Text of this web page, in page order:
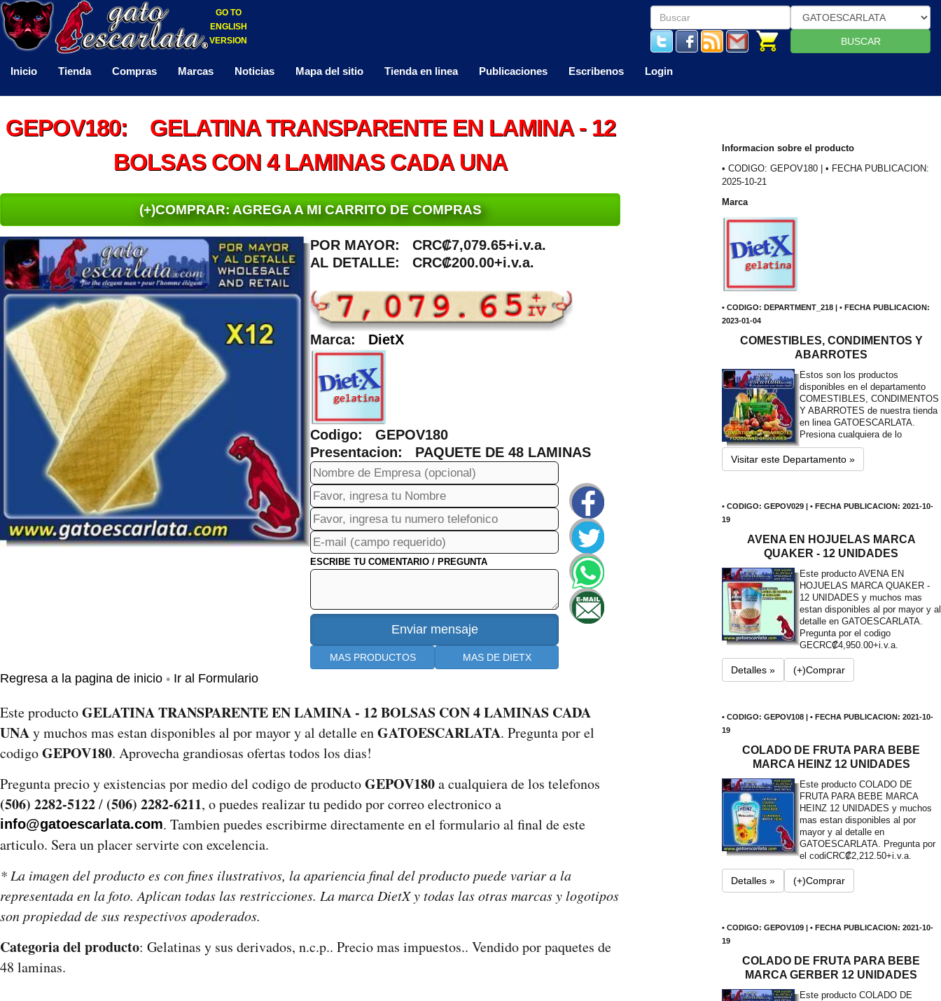
GO TO
ENGLISH
VERSION
BUSCAR
Inicio Tienda Compras Marcas Noticias Mapa del sitio Tienda en linea Publicaciones Escribenos Login
GEPOV180: GELATINA TRANSPARENTE EN LAMINA - 12
BOLSAS CON 4 LAMINAS CADA UNA
(+)COMPRAR: AGREGA A MI CARRITO DE COMPRAS
POR MAYOR: CRC₡7,079.65+i.v.a.
AL DETALLE: CRC₡200.00+i.v.a.
Marca: DietX
Codigo: GEPOV180
Presentacion: PAQUETE DE 48 LAMINAS
ESCRIBE TU COMENTARIO / PREGUNTA
MAS PRODUCTOS MAS DE DIETX
Regresa a la pagina de inicio • Ir al Formulario
Este productoGELATINA TRANSPARENTE EN LAMINA - 12 BOLSAS CON 4 LAMINAS CADA
UNAy muchos mas estan disponibles al por mayor y al detalle enGATOESCARLATA. Pregunta por el
codigoGEPOV180. Aprovecha grandiosas ofertas todos los dias!
Pregunta precio y existencias por medio del codigo de productoGEPOV180a cualquiera de los telefonos
(506) 2282-5122/ (506) 2282-6211, o puedes realizar tu pedido por correo electronico a
info@gatoescarlata.com. Tambien puedes escribirme directamente en el formulario al final de este
articulo. Sera un placer servirte con excelencia.
* La imagen del producto es con fines ilustrativos, la apariencia final del producto puede variar a la
representada en la foto. Aplican todas las restricciones. La marca DietX y todas las otras marcas y logotipos
son propiedad de sus respectivos apoderados.
Categoria del producto: Gelatinas y sus derivados, n.c.p.. Precio mas impuestos.. Vendido por paquetes de
48 laminas.
Informacion sobre el producto
• CODIGO: GEPOV180 | • FECHA PUBLICACION:
2025-10-21
Marca
• CODIGO: DEPARTMENT_218 | • FECHA PUBLICACION:
2023-01-04
COMESTIBLES, CONDIMENTOS Y
ABARROTES
Estos son los productos
disponibles en el departamento
COMESTIBLES, CONDIMENTOS
Y ABARROTES de nuestra tienda
en linea GATOESCARLATA.
Presiona cualquiera de lo
Visitar este Departamento »
• CODIGO: GEPOV029 | • FECHA PUBLICACION: 2021-10-
19
AVENA EN HOJUELAS MARCA
QUAKER - 12 UNIDADES
Este producto AVENA EN
HOJUELAS MARCA QUAKER -
12 UNIDADES y muchos mas
estan disponibles al por mayor y al
detalle en GATOESCARLATA.
Pregunta por el codigo
GECRC₡4,950.00+i.v.a.
Detalles » (+)Comprar
• CODIGO: GEPOV108 | • FECHA PUBLICACION: 2021-10-
19
COLADO DE FRUTA PARA BEBE
MARCA HEINZ 12 UNIDADES
Este producto COLADO DE
FRUTA PARA BEBE MARCA
HEINZ 12 UNIDADES y muchos
mas estan disponibles al por
mayor y al detalle en
GATOESCARLATA. Pregunta por
el codiCRC₡2,212.50+i.v.a.
Detalles » (+)Comprar
• CODIGO: GEPOV109 | • FECHA PUBLICACION: 2021-10-
19
COLADO DE FRUTA PARA BEBE
MARCA GERBER 12 UNIDADES
Este producto COLADO DE